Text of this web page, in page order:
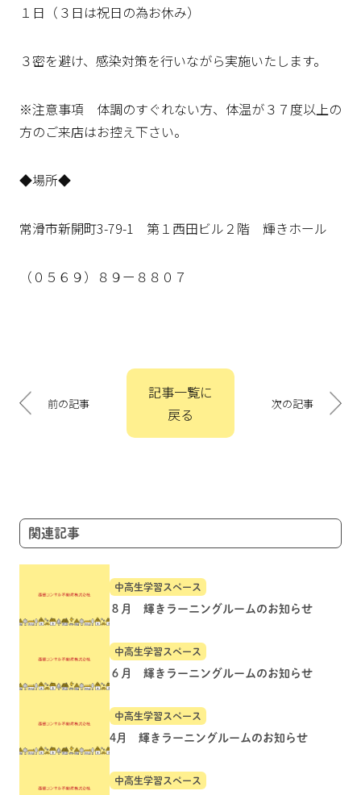
１日（３日は祝日の為お休み）
３密を避け、感染対策を行いながら実施いたします。
※注意事項 体調のすぐれない方、体温が３７度以上の
方のご来店はお控え下さい。
◆場所◆
常滑市新開町3-79-1 第１西田ビル２階 輝きホール
（０５６９）８９ー８８０７
稿
ナ
ョ
ン
前の記事
記事一覧に
戻る
次の記事
関連記事
中高生学習スペース
８月 輝きラーニングルームのお知らせ
中高生学習スペース
６月 輝きラーニングルームのお知らせ
中高生学習スペース
4月 輝きラーニングルームのお知らせ
中高生学習スペース